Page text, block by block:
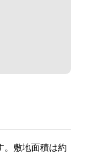
。敷地面積は約